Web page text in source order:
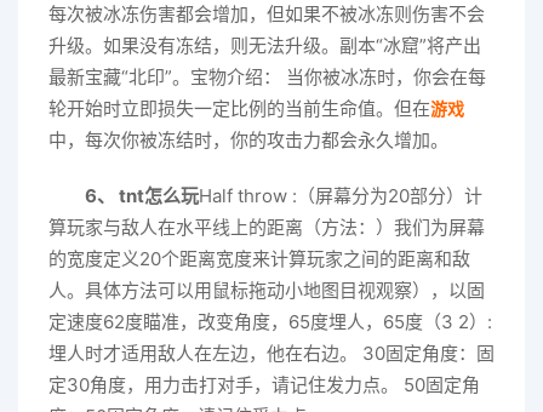
每次被冰冻伤害都会增加，但如果不被冰冻则伤害不会
升级。如果没有冻结，则无法升级。副本“冰窟”将产出
最新宝藏“北印”。宝物介绍： 当你被冰冻时，你会在每
轮开始时立即损失一定比例的当前生命值。但在游戏
中，每次你被冻结时，你的攻击力都会永久增加。
6、 tnt怎么玩Half throw :（屏幕分为20部分）计
算玩家与敌人在水平线上的距离（方法：）我们为屏幕
的宽度定义20个距离宽度来计算玩家之间的距离和敌
人。具体方法可以用鼠标拖动小地图目视观察），以固
定速度62度瞄准，改变角度，65度埋人，65度（3 2）:
埋人时才适用敌人在左边，他在右边。 30固定角度：固
定30角度，用力击打对手，请记住发力点。 50固定角